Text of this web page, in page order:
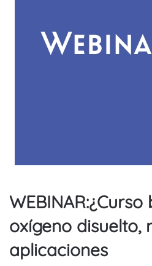
oxígeno disuelto,
aplicaciones